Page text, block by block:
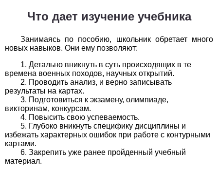
2 3 4 5 6 7 8 9 10
Литература
1
2 3 4 5 6 7 8
Математика
1
2 3 4 5
Немецкий язык
1
2 3 4 5 6 7 8 9 10
11
ОБЖ
Что дает изучение учебника
Занимаясь по пособию, школьник обретает много
новых навыков. Они ему позволяют:
Детально вникнуть в суть происходящих в те
времена военных походов, научных открытий.
Проводить анализ, и верно записывать
результаты на картах.
Подготовиться к экзамену, олимпиаде,
викторинам, конкурсам.
Повысить свою успеваемость.
Глубоко вникнуть специфику дисциплины и
избежать характерных ошибок при работе с контурными
картами.
Закрепить уже ранее пройденный учебный
материал.